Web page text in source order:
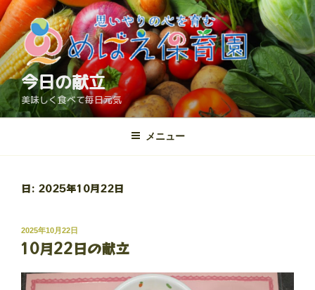
コ
ン
テ
ン
ツ
ス
プ
今日の献立
美味しく食べて毎日元気
メニュー
日: 2025年10月22日
投
稿
日:
2025年10月22日
10月22日の献立